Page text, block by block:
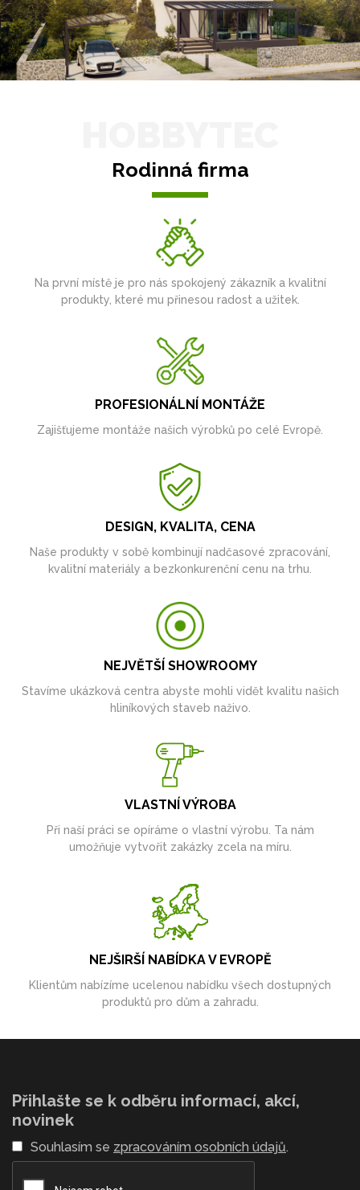
Rodinná firma
Na první místě je pro nás spokojený zákazník a kvalitní
produkty, které mu přinesou radost a užitek.
PROFESIONÁLNÍ MONTÁŽE
Zajišťujeme montáže našich výrobků po celé Evropě.
DESIGN, KVALITA, CENA
Naše produkty v sobě kombinují nadčasové zpracování,
kvalitní materiály a bezkonkurenční cenu na trhu.
NEJVĚTŠÍ SHOWROOMY
Stavíme ukázková centra abyste mohli vidět kvalitu našich
hliníkových staveb naživo.
VLASTNÍ VÝROBA
Při naší práci se opíráme o vlastní výrobu. Ta nám
umožňuje vytvořit zakázky zcela na míru.
NEJŠIRŠÍ NABÍDKA V EVROPĚ
Klientům nabízíme ucelenou nabídku všech dostupných
produktů pro dům a zahradu.
Přihlašte se k odběru informací, akcí,
novinek
Souhlasím se zpracováním osobních údajů.